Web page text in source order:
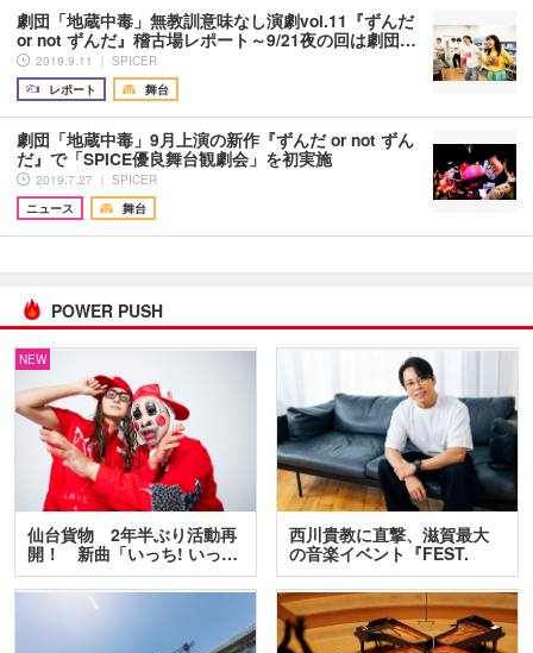
劇団「地蔵中毒」無教訓意味なし演劇vol.11『ずんだ
or not ずんだ』稽古場レポート～9/21夜の回は劇団…
2019.9.11 ｜ SPICER
レポート
舞台
劇団「地蔵中毒」9月上演の新作『ずんだ or not ずん
だ』で「SPICE優良舞台観劇会」を初実施
2019.7.27 ｜ SPICER
ニュース
舞台
POWER PUSH
NEW
仙台貨物 2年半ぶり活動再
開！ 新曲「いっち! いっ…
西川貴教に直撃、滋賀最大
の音楽イベント『FEST.
INA…